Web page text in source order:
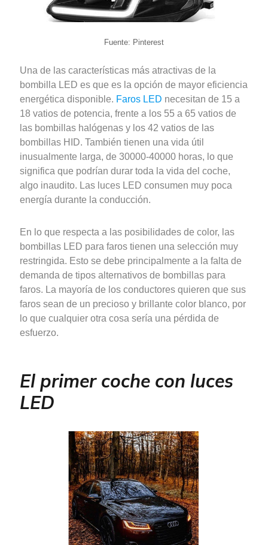
Fuente: Pinterest
Una de las características más atractivas de la
bombilla LED es que es la opción de mayor eficiencia
energética disponible. Faros LED necesitan de 15 a
18 vatios de potencia, frente a los 55 a 65 vatios de
las bombillas halógenas y los 42 vatios de las
bombillas HID. También tienen una vida útil
inusualmente larga, de 30000-40000 horas, lo que
significa que podrían durar toda la vida del coche,
algo inaudito. Las luces LED consumen muy poca
energía durante la conducción.
En lo que respecta a las posibilidades de color, las
bombillas LED para faros tienen una selección muy
restringida. Esto se debe principalmente a la falta de
demanda de tipos alternativos de bombillas para
faros. La mayoría de los conductores quieren que sus
faros sean de un precioso y brillante color blanco, por
lo que cualquier otra cosa sería una pérdida de
esfuerzo.
El primer coche con luces
LED